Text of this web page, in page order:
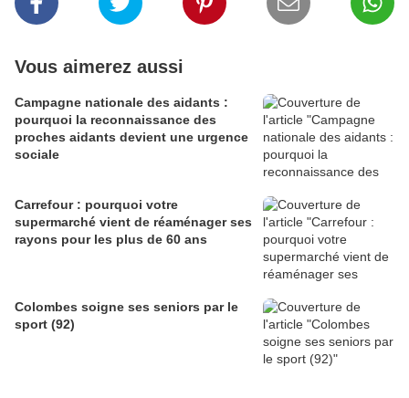
Vous aimerez aussi
Campagne nationale des aidants :
pourquoi la reconnaissance des
proches aidants devient une urgence
sociale
Carrefour : pourquoi votre
supermarché vient de réaménager ses
rayons pour les plus de 60 ans
Colombes soigne ses seniors par le
sport (92)